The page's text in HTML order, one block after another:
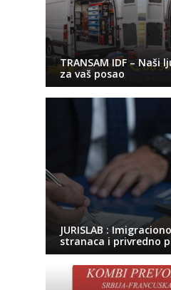
TRANSAM IDF –
za vaš posao
JURISLAB :
stranaca i privredno